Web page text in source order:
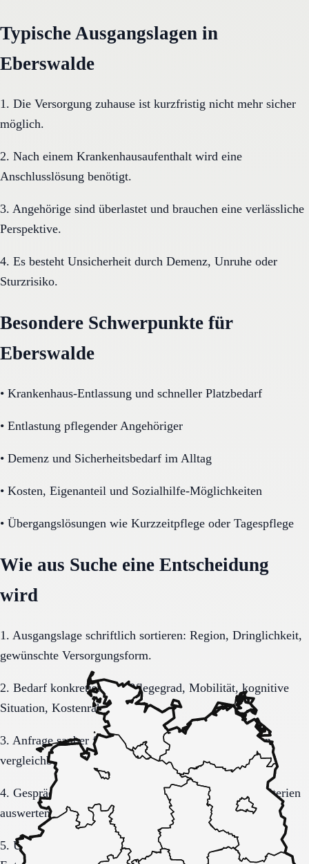
Typische Ausgangslagen in
Eberswalde
1. Die Versorgung zuhause ist kurzfristig nicht mehr sicher
möglich.
2. Nach einem Krankenhausaufenthalt wird eine
Anschlusslösung benötigt.
3. Angehörige sind überlastet und brauchen eine verlässliche
Perspektive.
4. Es besteht Unsicherheit durch Demenz, Unruhe oder
Sturzrisiko.
Besondere Schwerpunkte für
Eberswalde
• Krankenhaus-Entlassung und schneller Platzbedarf
• Entlastung pflegender Angehöriger
• Demenz und Sicherheitsbedarf im Alltag
• Kosten, Eigenanteil und Sozialhilfe-Möglichkeiten
• Übergangslösungen wie Kurzzeitpflege oder Tagespflege
Wie aus Suche eine Entscheidung
wird
1. Ausgangslage schriftlich sortieren: Region, Dringlichkeit,
gewünschte Versorgungsform.
2. Bedarf konkretisieren: Pflegegrad, Mobilität, kognitive
Situation, Kostenrahmen.
3. Anfrage sauber formulieren, damit Rückmeldungen
vergleichbar bleiben.
4. Gespräche und Besichtigungen mit festen Muss-Kriterien
auswerten.
5. Übergang, Kommunikation und Kosten vor der